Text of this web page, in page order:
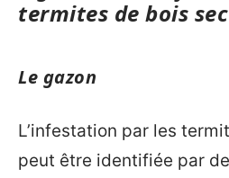
termites de bois sec
Le gazon
L’infestation par les
peut être identifiée par